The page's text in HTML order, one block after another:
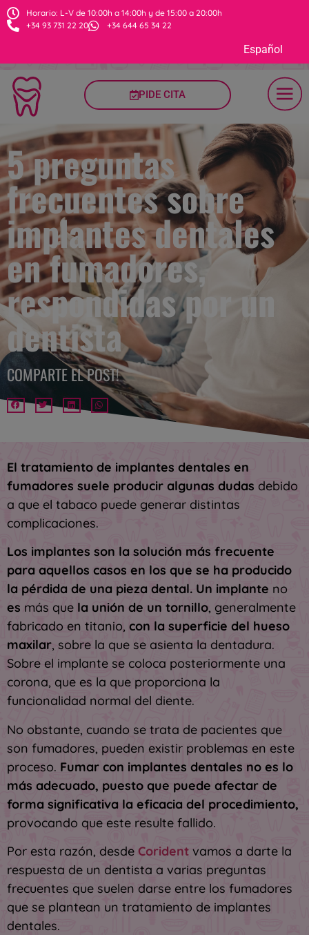
Horario: L-V de 10:00h a 14:00h y de 15:00 a 20:00h
+34 93 731 22 20
+34 644 65 34 22
Español
PIDE CITA
5 preguntas
frecuentes sobre
implantes dentales
en fumadores,
respondidas por un
dentista
COMPARTE EL POST!
El tratamiento de implantes dentales en
fumadores suele producir algunas dudas debido
a que el tabaco puede generar distintas
complicaciones.
Los implantes son la solución más frecuente
para aquellos casos en los que se ha producido
la pérdida de una pieza dental. Un implante no
es más que la unión de un tornillo, generalmente
fabricado en titanio, con la superficie del hueso
maxilar, sobre la que se asienta la dentadura.
Sobre el implante se coloca posteriormente una
corona, que es la que proporciona la
funcionalidad normal del diente.
No obstante, cuando se trata de pacientes que
son fumadores, pueden existir problemas en este
proceso. Fumar con implantes dentales no es lo
más adecuado, puesto que puede afectar de
forma significativa la eficacia del procedimiento,
provocando que este resulte fallido.
Por esta razón, desde Corident vamos a darte la
respuesta de un dentista a varias preguntas
frecuentes que suelen darse entre los fumadores
que se plantean un tratamiento de implantes
dentales.